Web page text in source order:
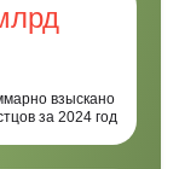
взыскано
за 2024 год